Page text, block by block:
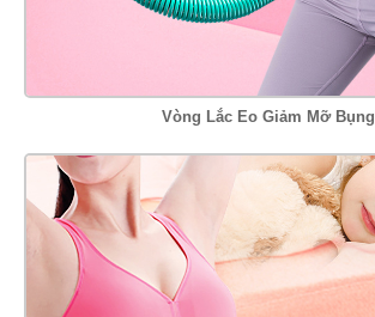
Vòng Lắc Eo Giảm Mỡ Bụng